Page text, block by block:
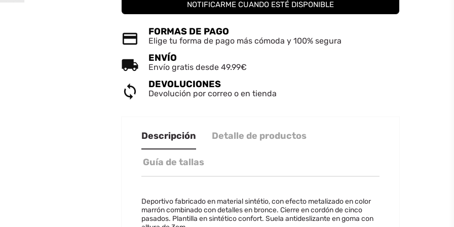
NOTIFICARME CUANDO ESTÉ DISPONIBLE
FORMAS DE PAGO
Elige tu forma de pago más cómoda y 100% segura
ENVÍO
Envío gratis desde 49.99€
DEVOLUCIONES
Devolución por correo o en tienda
Descripción Detalle de productos
Guía de tallas
Deportivo fabricado en material sintétio, con efecto metalizado en color
marrón combinado con detalles en bronce. Cierre en cordón de cinco
pasados. Plantilla en sintético confort. Suela antideslizante en goma con
CREAR LISTA DE DESEOS
×
iniciar sesión para guardar productos en su lista de deseos.